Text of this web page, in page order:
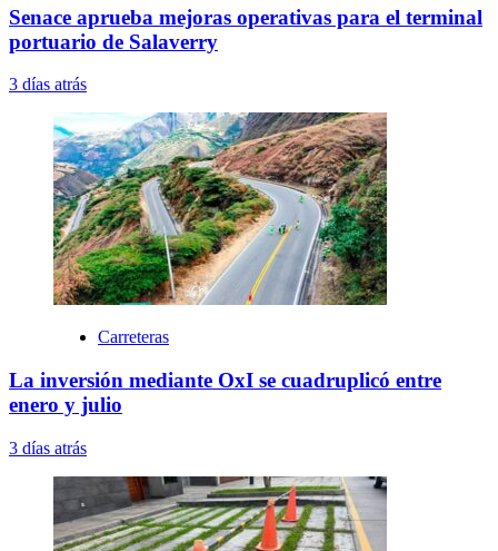
Senace aprueba mejoras operativas para el terminal
portuario de Salaverry
3 días atrás
Carreteras
La inversión mediante OxI se cuadruplicó entre
enero y julio
3 días atrás